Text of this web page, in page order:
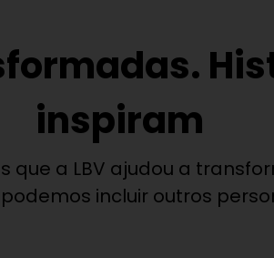
inspiram
que a LBV ajudou a
incluir outros